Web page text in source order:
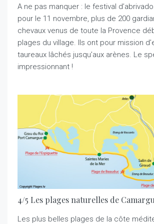
A ne pas manquer : le festival
pour le 11 novembre, plus de 200
chevaux venus de toute la Provence
plages du village. Ils ont pour mission
taureaux lâchés jusqu’aux arènes. Le
impressionnant !
4/5 Les plages naturelles de
Les plus belles plages de la côte